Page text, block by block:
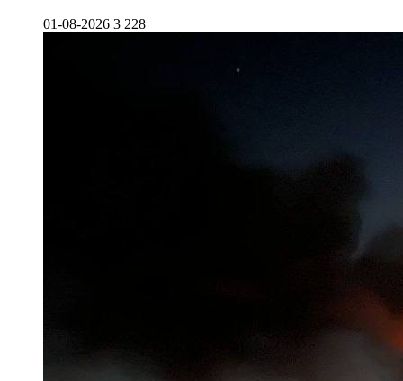
01-08-2026 3 228